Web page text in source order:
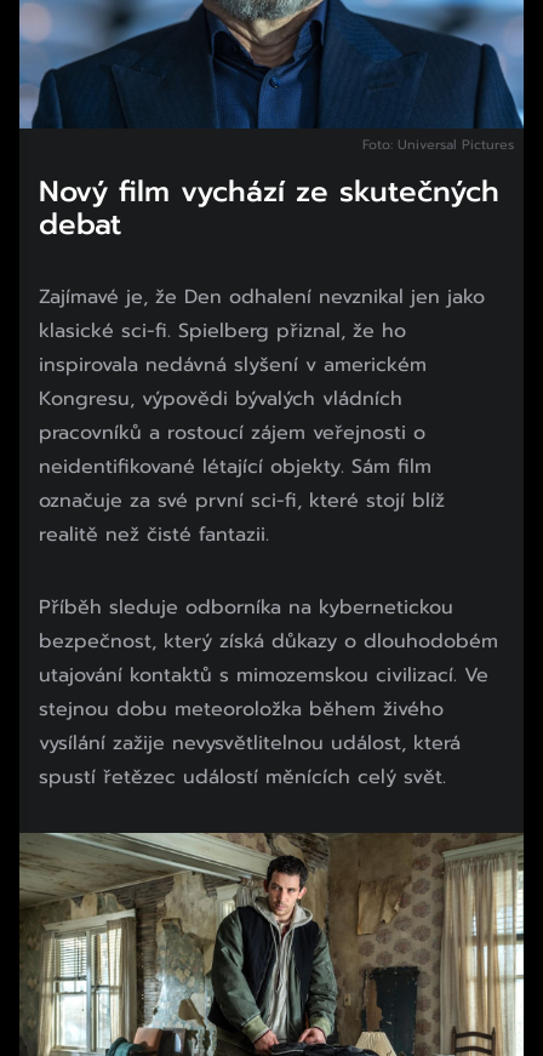
Foto: Universal Pictures
Nový film vychází ze skutečných
debat
Zajímavé je, že Den odhalení nevznikal jen jako
klasické sci-fi. Spielberg přiznal, že ho
inspirovala nedávná slyšení v americkém
Kongresu, výpovědi bývalých vládních
pracovníků a rostoucí zájem veřejnosti o
neidentifikované létající objekty. Sám film
označuje za své první sci-fi, které stojí blíž
realitě než čisté fantazii.
Příběh sleduje odborníka na kybernetickou
bezpečnost, který získá důkazy o dlouhodobém
utajování kontaktů s mimozemskou civilizací. Ve
stejnou dobu meteoroložka během živého
vysílání zažije nevysvětlitelnou událost, která
spustí řetězec událostí měnících celý svět.